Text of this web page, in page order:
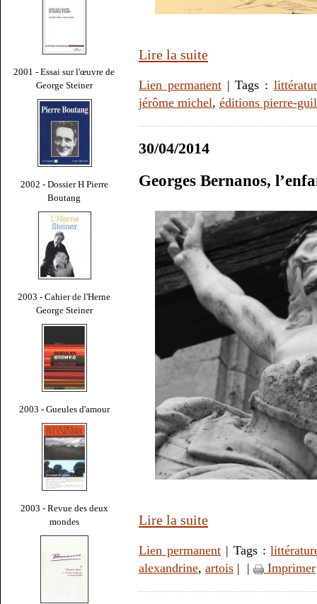
2001 - Essai sur l'œuvre de
George Steiner
2002 - Dossier H Pierre
Boutang
2003 - Cahier de l'Herne
George Steiner
2003 - Gueules d'amour
2003 - Revue des deux
mondes
Lire la suite
Lien permanent| Tags :
jérôme michel, éditions pierre-
30/04/2014
Georges Bernanos,
Lire la suite
Lien permanent| Tags :
alexandrine, artois | | Imprimer